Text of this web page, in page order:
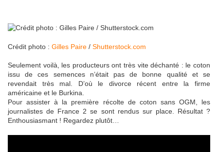
Crédit photo : Gilles Paire / Shutterstock.com
Seulement voilà, les producteurs ont très vite déchanté : le coton
issu de ces semences n’était pas de bonne qualité et se
revendait très mal. D’où le divorce récent entre la firme
américaine et le Burkina.
Pour assister à la première récolte de coton sans OGM, les
journalistes de France 2 se sont rendus sur place. Résultat ?
Enthousiasmant ! Regardez plutôt…